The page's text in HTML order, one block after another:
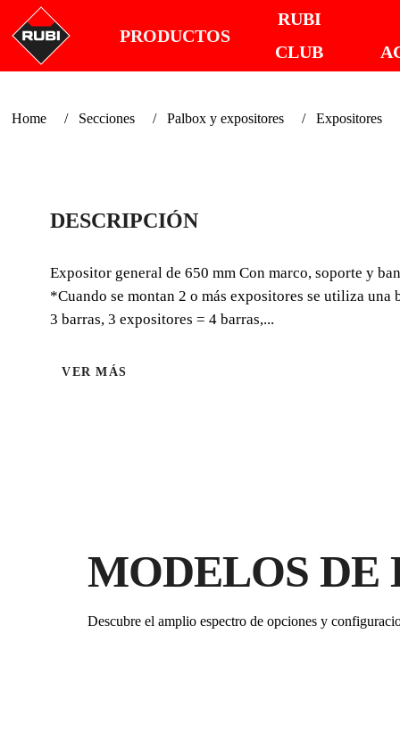
PRODUCTOS
RUBI
CLUB
Home Secciones Palbox y expositores Expositores
DESCRIPCIÓN
Expositor general de 650 mm Con marco, soporte y
*Cuando se montan 2 o más expositores se utiliza
3 barras, 3 expositores = 4 barras,...
VER MÁS
MODELOS DE
Descubre el amplio espectro de opciones y